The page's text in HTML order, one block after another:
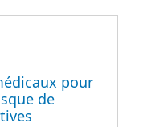
pour
de